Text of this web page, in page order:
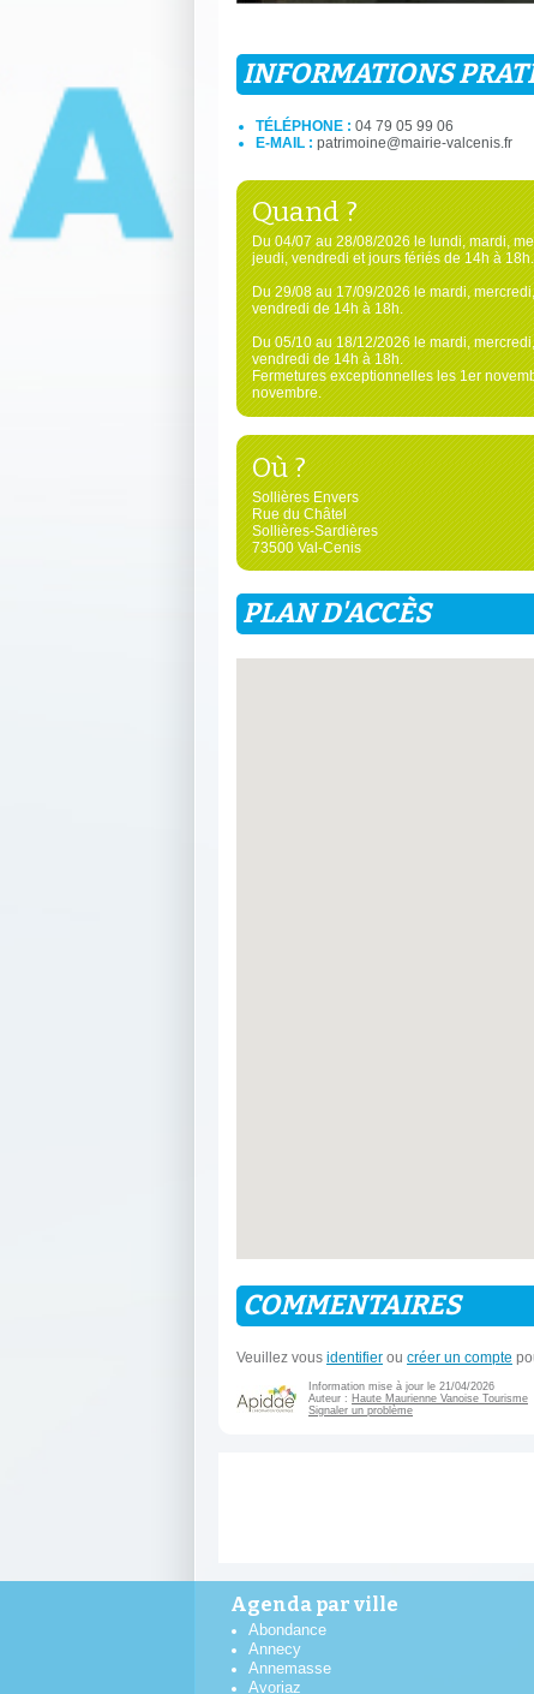
INFORMATIONS
TÉLÉPHONE : 04 79 05 99 06
E-MAIL : patrimoine@mairie-valcenis.fr
Quand ?
Du 04/07 au 28/08/2026 le lundi, mardi,
jeudi, vendredi et jours fériés de 14h à 18h.
Du 29/08 au 17/09/2026 le mardi,
vendredi de 14h à 18h.
Du 05/10 au 18/12/2026 le mardi,
vendredi de 14h à 18h.
Fermetures exceptionnelles les 1er
novembre.
Où ?
Sollières Envers
Rue du Châtel
Sollières-Sardières
73500 Val-Cenis
PLAN D'ACCÈS
COMMENTAIRES
Veuillez vous identifier ou créer un compte
Information mise à jour le 21/04/2026
Auteur : Haute Maurienne Vanoise Tourisme
Signaler un problème
Agenda par ville
Abondance
Annecy
Annemasse
Avoriaz